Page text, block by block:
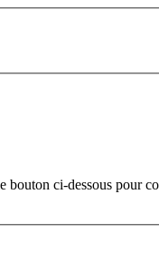
ci-dessous pour